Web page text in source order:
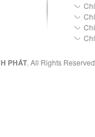
PHÁT. All Rights Reserved